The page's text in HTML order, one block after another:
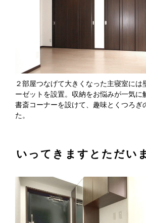
２部屋つなげて大きくなった主寝室には
ーゼットを設置。収納をお悩みが一気に
書斎コーナーを設けて、趣味とくつろぎ
た。
いってきますとただい